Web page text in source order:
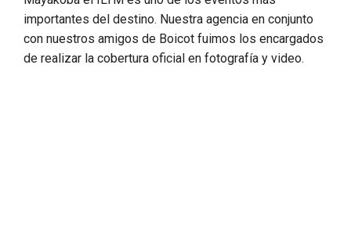
importantes del destino. Nuestra agencia en conjunto
con nuestros amigos de Boicot fuimos los encargados
de realizar la cobertura oficial en fotografía y video.